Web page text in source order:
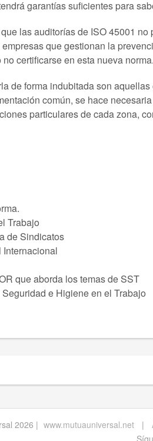
garantías suficientes para
las auditorías de ISO 45001
que gestionan la
certificarse en esta nueva
de forma indubitada son
común, se hace
particulares de cada zona,
Trabajo
de Sindicatos
que aborda los temas de SST
e Higiene en el Trabajo
2026 | www.mutuauniversal.net |